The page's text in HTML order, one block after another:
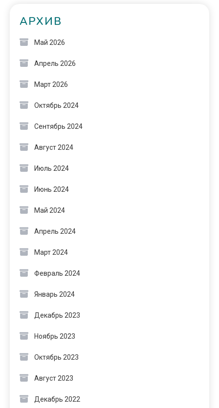
АРХИВ
Май 2026
Апрель 2026
Март 2026
Октябрь 2024
Сентябрь 2024
Август 2024
Июль 2024
Июнь 2024
Май 2024
Апрель 2024
Март 2024
Февраль 2024
Январь 2024
Декабрь 2023
Ноябрь 2023
Октябрь 2023
Август 2023
Декабрь 2022